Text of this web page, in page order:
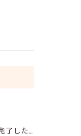
先日お引渡しが完了した全体リノベーションのおうちを一部ご紹介...